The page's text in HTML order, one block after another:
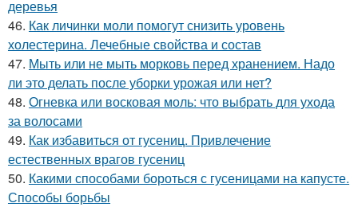
деревья
46. Как личинки моли помогут снизить уровень
холестерина. Лечебные свойства и состав
47. Мыть или не мыть морковь перед хранением. Надо
ли это делать после уборки урожая или нет?
48. Огневка или восковая моль: что выбрать для ухода
за волосами
49. Как избавиться от гусениц. Привлечение
естественных врагов гусениц
50. Какими способами бороться с гусеницами на капусте.
Способы борьбы